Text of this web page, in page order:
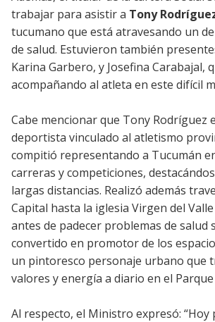
trabajar para asistir a Tony
tucumano que está atravesando un
de salud. Estuvieron también
Karina Garbero, y Josefina Carabajal,
acompañando al atleta en este difícil
Cabe mencionar que Tony Rodríguez
deportista vinculado al atletismo
compitió representando a Tucumán
carreras y competiciones,
largas distancias. Realizó además
Capital hasta la iglesia Virgen del
antes de padecer problemas de salud
convertido en promotor de los
un pintoresco personaje urbano que
valores y energía a diario en el Parque
Al respecto, el Ministro expresó: “Hoy